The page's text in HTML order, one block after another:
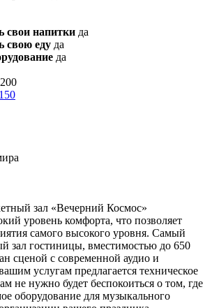
свои напитки да
свою еду да
да
200
зал «Вечерний Космос»
уровень комфорта, что позволяет
самого высокого уровня. Самый
зал гостиницы, вместимостью до 650
сценой с современной аудио и
услугам предлагается техническое
не нужно будет беспокоиться о том, где
оборудование для музыкального